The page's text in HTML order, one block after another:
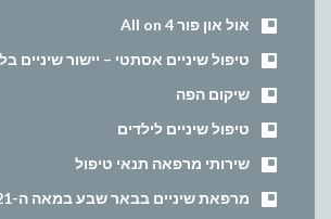
אול און פור All on 4
טיפול שיניים אסתטי – יישור שיניים
שיקום הפה
טיפול שיניים לילדים
שירותי מרפאה תנאי טיפול
מרפאת שיניים בבאר שבע במאה ה-21